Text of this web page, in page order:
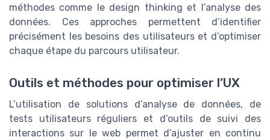
méthodes comme le design thinking et l’analyse des
données. Ces approches permettent d’identifier
précisément les besoins des utilisateurs et d’optimiser
chaque étape du parcours utilisateur.
Outils et méthodes pour optimiser l’UX
L’utilisation de solutions d’analyse de données, de
tests utilisateurs réguliers et d’outils de suivi des
interactions sur le web permet d’ajuster en continu